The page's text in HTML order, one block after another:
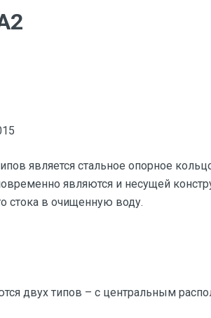
является стальное опорное
являются и несущей
стока в очищенную воду.
двух типов – с центральным